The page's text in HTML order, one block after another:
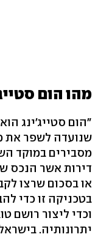
מהו הום
"הום סטייג'ינג
שנועדה לשפר את
מסבירים במוקד
דירות אשר הנכס
או בסכום שרצו
בטכניקה זו כדי
וכדי ליצור רושם
יתרונותיה.